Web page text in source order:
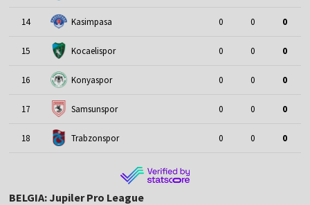
14 Kasimpasa 0 0 0
15 Kocaelispor 0 0 0
16 Konyaspor 0 0 0
17 Samsunspor 0 0 0
18 Trabzonspor 0 0 0
BELGIA: Jupiler Pro League